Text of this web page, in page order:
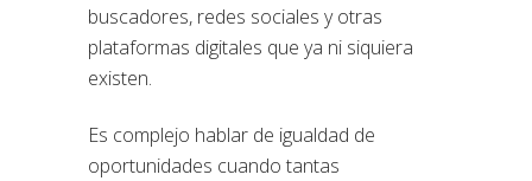
buscadores, redes sociales y otras
plataformas digitales que ya ni siquiera
existen.
Es complejo hablar de igualdad de
oportunidades cuando tantas